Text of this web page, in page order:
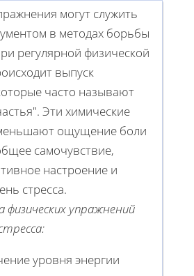
могут служить
в методах борьбы
регулярной физической
выпуск
часто называют
Эти химические
ощущение боли
самочувствие,
настроение и
стресса.
упражнений
уровня энергии